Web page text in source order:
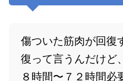
傷ついた筋肉が回復
復って言うんだけど
８時間〜７２時間必